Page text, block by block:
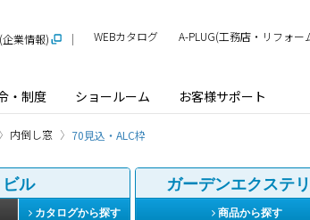
・制度 ショールーム お客様サポート
業情報) WEBカタログ A-PLUG(工務店・リフォー
内倒し窓 70見込・ALC枠
ビル
カタログから探す
ガーデンエクステ
商品から探す